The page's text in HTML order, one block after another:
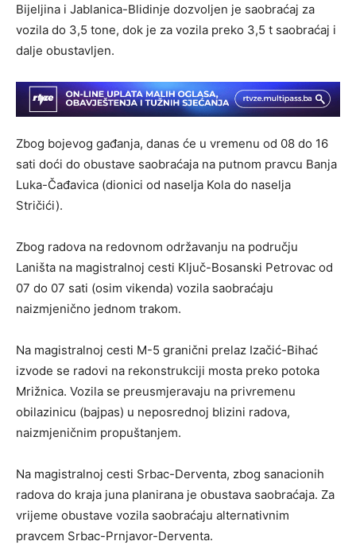
Bijeljina i Jablanica-Blidinje dozvoljen je saobraćaj za
vozila do 3,5 tone, dok je za vozila preko 3,5 t saobraćaj i
dalje obustavljen.
Zbog bojevog gađanja, danas će u vremenu od 08 do 16
sati doći do obustave saobraćaja na putnom pravcu Banja
Luka-Čađavica (dionici od naselja Kola do naselja
Stričići).
Zbog radova na redovnom održavanju na području
Laništa na magistralnoj cesti Ključ-Bosanski Petrovac od
07 do 07 sati (osim vikenda) vozila saobraćaju
naizmjenično jednom trakom.
Na magistralnoj cesti M-5 granični prelaz Izačić-Bihać
izvode se radovi na rekonstrukciji mosta preko potoka
Mrižnica. Vozila se preusmjeravaju na privremenu
obilazinicu (bajpas) u neposrednoj blizini radova,
naizmjeničnim propuštanjem.
Na magistralnoj cesti Srbac-Derventa, zbog sanacionih
radova do kraja juna planirana je obustava saobraćaja. Za
vrijeme obustave vozila saobraćaju alternativnim
pravcem Srbac-Prnjavor-Derventa.